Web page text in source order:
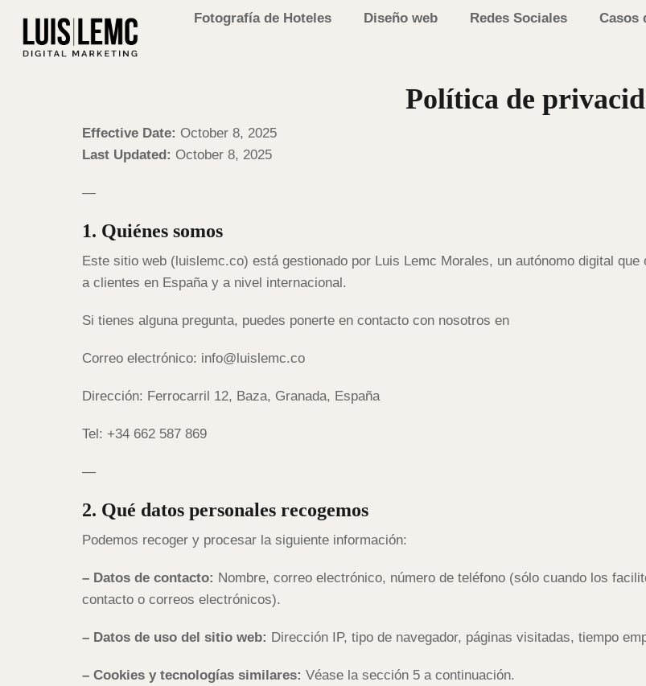
Fotografía de Hoteles Diseño web Redes Sociales Casos
Política de
Effective Date: October 8, 2025
Last Updated: October 8, 2025
—
1. Quiénes somos
Este sitio web (luislemc.co) está gestionado por Luis Lemc Morales, un autónomo digital
a clientes en España y a nivel internacional.
Si tienes alguna pregunta, puedes ponerte en contacto con nosotros en
Correo electrónico: info@luislemc.co
Dirección: Ferrocarril 12, Baza, Granada, España
Tel: +34 662 587 869
—
2. Qué datos personales recogemos
Podemos recoger y procesar la siguiente información:
– Datos de contacto: Nombre, correo electrónico, número de teléfono (sólo cuando los
contacto o correos electrónicos).
– Datos de uso del sitio web: Dirección IP, tipo de navegador, páginas visitadas, tiempo
– Cookies y tecnologías similares: Véase la sección 5 a continuación.